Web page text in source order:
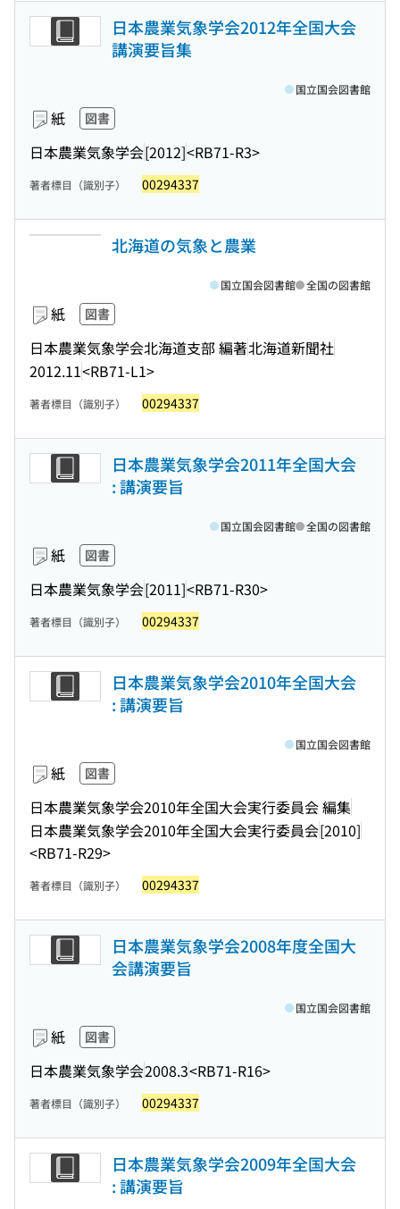
日本農業気象学会2012年全国大会
講演要旨集
紙 図書
日本農業気象学会[2012]<RB71-R3>
国立国会図書館
著者標目（識別子） 00294337
北海道の気象と農業
紙 図書
日本農業気象学会北海道支部 編著北海道新聞社
2012.11<RB71-L1>
国立国会図書館 全国の図書館
著者標目（識別子） 00294337
日本農業気象学会2011年全国大会
: 講演要旨
紙 図書
日本農業気象学会[2011]<RB71-R30>
国立国会図書館 全国の図書館
著者標目（識別子） 00294337
日本農業気象学会2010年全国大会
: 講演要旨
紙 図書
日本農業気象学会2010年全国大会実行委員会 編集
日本農業気象学会2010年全国大会実行委員会[2010]
<RB71-R29>
国立国会図書館
著者標目（識別子） 00294337
日本農業気象学会2008年度全国大
会講演要旨
紙 図書
日本農業気象学会2008.3<RB71-R16>
国立国会図書館
著者標目（識別子） 00294337
日本農業気象学会2009年全国大会
: 講演要旨